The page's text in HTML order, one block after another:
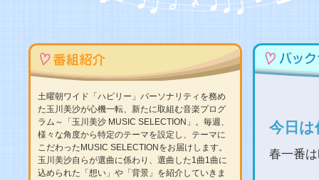
土曜朝ワイド「ハピリー」パーソナリティを務め
た玉川美沙が心機一転、新たに取組む音楽プログ
ラム～「玉川美沙 MUSIC SELECTION」。毎週、
様々な角度から特定のテーマを設定し、テーマに
こだわったMUSIC SELECTIONをお届けします。
玉川美沙自らが選曲に係わり、選曲した1曲1曲に
込められた「想い」や「背景」を紹介していきま
今日は
春一番